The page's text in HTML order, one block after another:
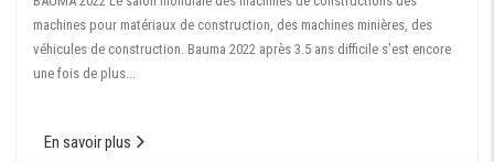
machines pour matériaux de construction, des machines minières, des
véhicules de construction. Bauma 2022 après 3.5 ans difficile s’est encore
une fois de plus...
En savoir plus